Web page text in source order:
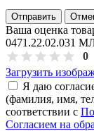
Отправить
Ваша оценка
0471.22.02.031
0
Загрузить
Я даю
(фамилия, имя,
соответствии с
Согласием на